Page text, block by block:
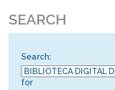
SEARCH
Search:
for